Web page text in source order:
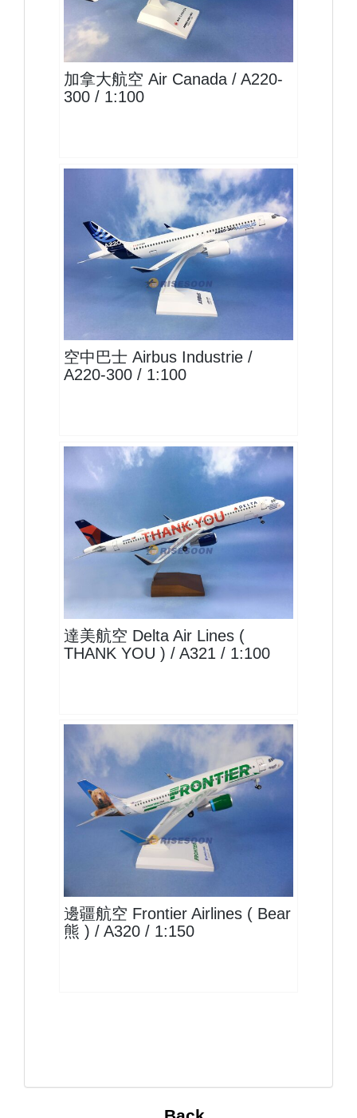
ACA10A223P01 $2300
加拿大航空 Air Canada / A220-
300 / 1:100
AIB10A223P01 $2400
空中巴士 Airbus Industrie /
A220-300 / 1:100
DAL10A321P01
查看
達美航空 Delta Air Lines (
THANK YOU ) / A321 / 1:100
FFT15A320P01 $1500
邊疆航空 Frontier Airlines ( Bear
熊 ) / A320 / 1:150